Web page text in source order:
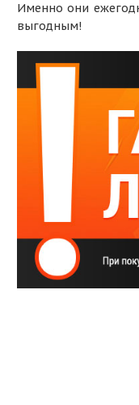
Именно они
выгодным!